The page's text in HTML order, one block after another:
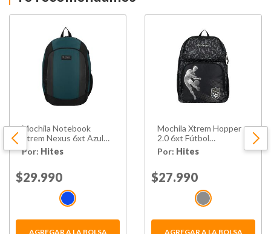
Mochila Notebook
Xtrem Nexus 6xt Azul
16"
Por: Hites
Price reduced from
$29.990
AGREGAR A LA BOLSA
Mochila Xtrem Hopper
2.0 6xt Fútbol
Negro/gris
Por: Hites
Price reduced from
$27.990
AGREGAR A LA BOLSA